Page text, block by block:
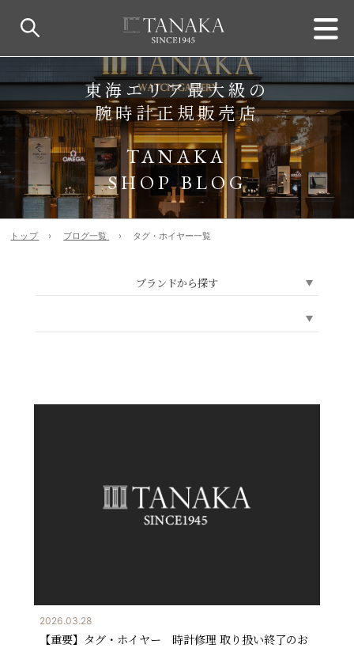
東海エリア最大級の
腕時計正規販売店
TANAKA
SHOP BLOG
トップ ブログ一覧 タグ・ホイヤー一覧
2026.03.28
【重要】タグ・ホイヤー 時計修理 取り扱い終了のお